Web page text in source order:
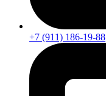
+7 (911) 186-19-88